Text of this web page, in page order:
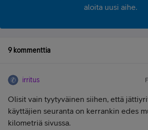
aloita uusi aihe.
9 kommenttia
irritus
Olisit vain tyytyväinen siihen, että
käyttäjien seuranta on kerrankin edes
kilometriä sivussa.